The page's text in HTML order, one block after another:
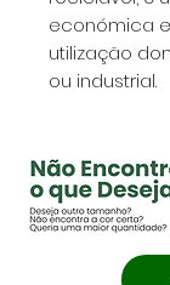
económica
utilização
ou industrial.